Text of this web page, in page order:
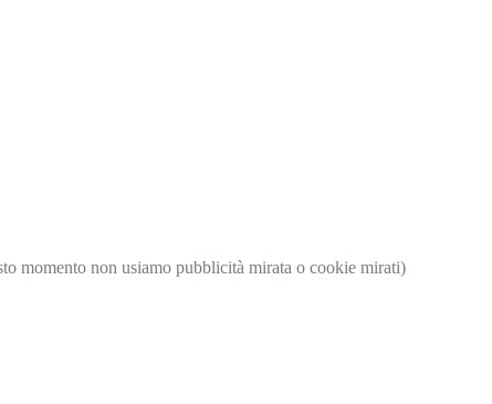
momento non usiamo pubblicità mirata o cookie mirati)